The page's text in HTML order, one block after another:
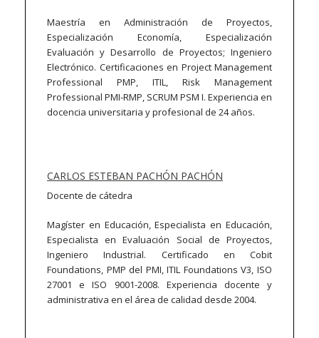
Maestría en Administración de Proyectos,
Especialización Economía, Especialización
Evaluación y Desarrollo de Proyectos; Ingeniero
Electrónico. Certificaciones en Project Management
Professional PMP, ITIL, Risk Management
Professional PMI-RMP, SCRUM PSM I. Experiencia en
docencia universitaria y profesional de 24 años.
CARLOS ESTEBAN PACHÓN PACHÓN
Docente de cátedra
Magíster en Educación, Especialista en Educación,
Especialista en Evaluación Social de Proyectos,
Ingeniero Industrial. Certificado en Cobit
Foundations, PMP del PMI, ITIL Foundations V3, ISO
27001 e ISO 9001-2008. Experiencia docente y
administrativa en el área de calidad desde 2004.